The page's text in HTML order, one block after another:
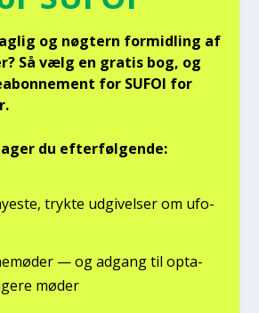
og nøg­tern for­mid­ling af
Så vælg en gra­tis bog, og
for SUFOI for
du efter­føl­gen­de:
tryk­te udgi­vel­ser om ufo­
— og adgang til opta­
møder